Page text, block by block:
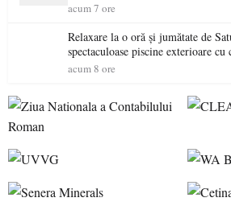
acum 7 ore
Relaxare la o oră și jumătate de
spectaculoase piscine exterioare
ideale pentru o escapadă de vară
acum 8 ore